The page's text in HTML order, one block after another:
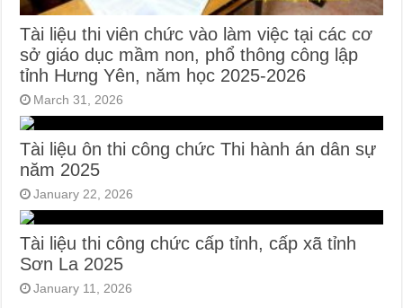
Tài liệu thi viên chức vào làm việc tại các cơ
sở giáo dục mầm non, phổ thông công lập
tỉnh Hưng Yên, năm học 2025-2026
March 31, 2026
Tài liệu ôn thi công chức Thi hành án dân sự
năm 2025
January 22, 2026
Tài liệu thi công chức cấp tỉnh, cấp xã tỉnh
Sơn La 2025
January 11, 2026